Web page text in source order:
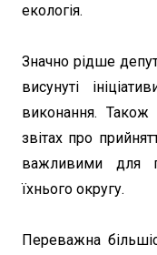
екологія.
Значно рідше
висунуті
виконання.
звітах про
важливими для
їхнього округу.
Переважна